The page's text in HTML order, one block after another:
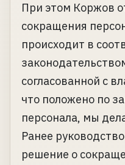
При этом Коржов
сокращения
происходит в
согласованной с
что положено по
персонала, мы
Ранее
решение о